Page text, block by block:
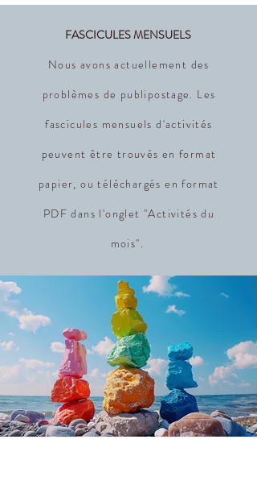
FASCICULES MENSUELS
Nous avons actuellement des
problèmes de publipostage. Les
fascicules mensuels d'activités
peuvent être trouvés en format
papier, ou téléchargés en format
PDF dans l'onglet "Activités du
mois".